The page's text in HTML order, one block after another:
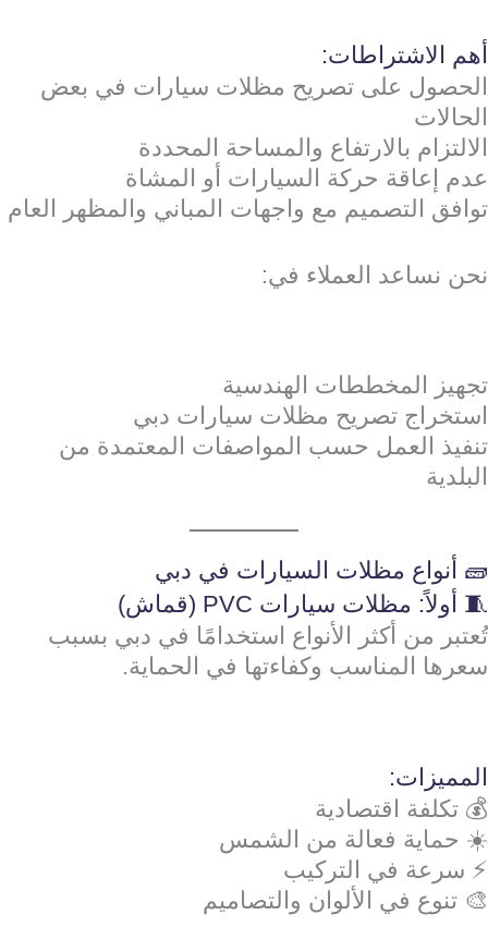
أهم الاشتراطات:
الحصول على تصريح مظلات سيارات في بعض
الحالات
الالتزام بالارتفاع والمساحة المحددة
عدم إعاقة حركة السيارات أو المشاة
توافق التصميم مع واجهات المباني والمظهر العام
نحن نساعد العملاء في:
تجهيز المخططات الهندسية
استخراج تصريح مظلات سيارات دبي
تنفيذ العمل حسب المواصفات المعتمدة من
البلدية
🧱 أنواع مظلات السيارات في دبي
🧵 أولاً: مظلات سيارات PVC (قماش)
تُعتبر من أكثر الأنواع استخدامًا في دبي بسبب
سعرها المناسب وكفاءتها في الحماية.
المميزات:
💰 تكلفة اقتصادية
☀️ حماية فعالة من الشمس
⚡ سرعة في التركيب
🎨 تنوع في الألوان والتصاميم